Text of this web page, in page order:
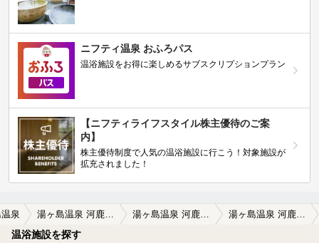
ニフティ温泉 おふろパス
温浴施設をお得に楽しめるサブスクリプションプラン
【ニフティライフスタイル株主優待のご案
内】
株主優待制度で人気の温浴施設に行こう！対象施設が
拡充されました！
泉 湯ヶ島温泉 河鹿の湯 湯ヶ島温泉 河鹿の湯の口コミ一覧 湯ヶ島温泉 河鹿の湯の口コミ 贅沢な時間
温浴施設を探す